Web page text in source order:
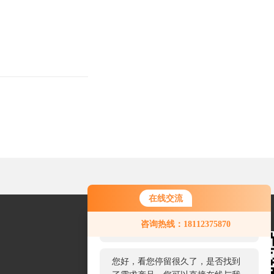
在线交流
咨询热线：18112375870
服务，请问您要咨询什么问题呢？
您好，看您停留很久了，是否找到